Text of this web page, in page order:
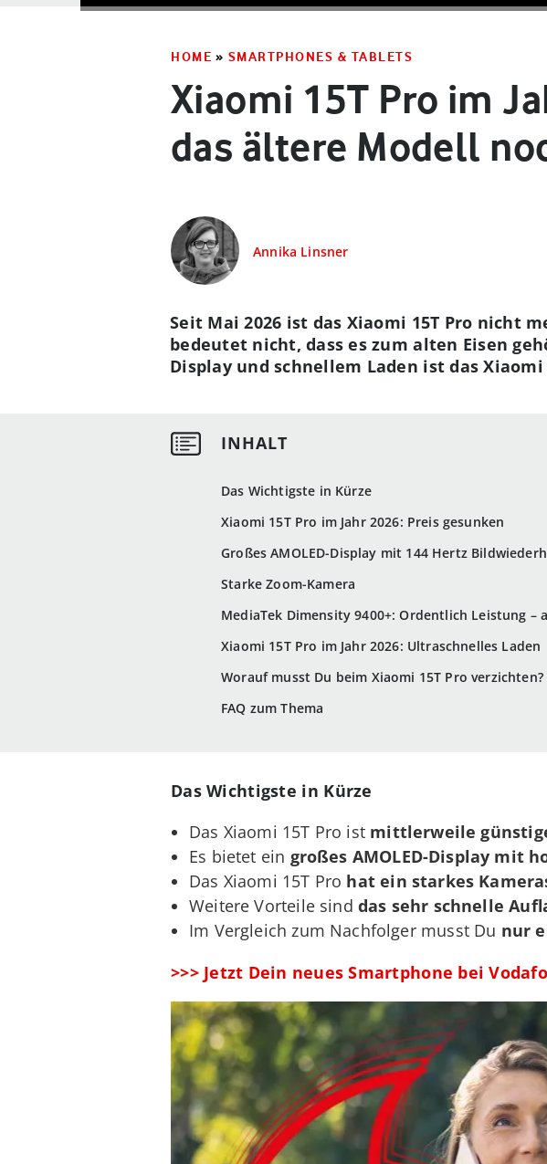
HOME » SMARTPHONES & TABLETS
Xiaomi 15T Pro im
das ältere Modell
Annika Linsner
Das Wichtigste in Kürze
Xiaomi 15T Pro im Jahr 2026: Preis gesunken
Großes AMOLED-Display mit 144 Hertz
Starke Zoom-Kamera
MediaTek Dimensity 9400+: Ordentlich Leistung –
Xiaomi 15T Pro im Jahr 2026: Ultraschnelles Laden
Worauf musst Du beim Xiaomi 15T Pro verzichten?
FAQ zum Thema
Seit Mai 2026 ist das Xiaomi 15T Pro nicht
bedeutet nicht, dass es zum alten Eisen
Display und schnellem Laden ist das
Das Wichtigste in Kürze
Das Xiaomi 15T Pro ist mittlerweile
Es bietet ein großes AMOLED-Display mit
Das Xiaomi 15T Pro hat ein starkes
Weitere Vorteile sind das sehr schnelle
Im Vergleich zum Nachfolger musst Du nur
>>> Jetzt Dein neues Smartphone bei